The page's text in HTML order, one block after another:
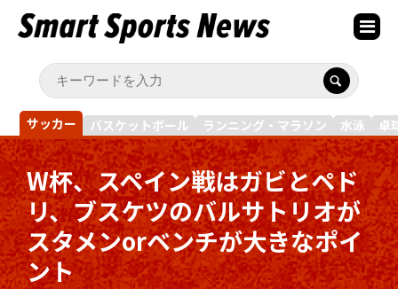
サッカー バスケットボール ランニング・マラソン 水泳 卓
W杯、スペイン戦はガビとペド
リ、ブスケツのバルサトリオが
スタメンorベンチが大きなポイ
ント